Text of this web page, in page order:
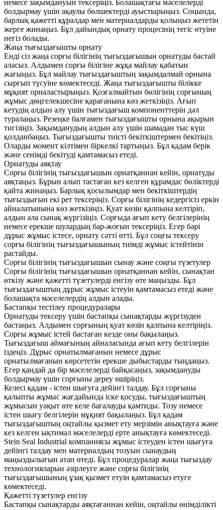
немесе зақымдануын тексеріңіз. Болашақтағы мәселелерді
болдырмау үшін ақаулы бөлшектерді ауыстырыңыз. Соңында,
барлық қажетті құралдар мен материалдарды қолыңыз жететін
жерге жинаңыз. Бұл дайындық орнату процесінің тегіс өтуіне
негіз болады.
Жаңа тығыздағышты орнату
Енді сіз жаңа сорғы білігінің тығыздағышын орнатуды бастай
аласыз. Алдымен сорғы білігіне жұқа майлау қабатын
жағыңыз. Бұл майлау тығыздағыштың зақымдалмай орнына
сырғып түсуіне көмектеседі. Жаңа тығыздағышты білікке
мұқият орналастырыңыз. Қозғалмайтын бөлігінің сорғының
жұмыс дөңгелекшесіне қарағанына көз жеткізіңіз. Ағып
кетудің алдын алу үшін тығыздағыш компоненттерін дәл
туралаңыз. Резеңке балғамен тығыздағышты орнына ақырын
тигізіңіз. Зақымданудың алдын алу үшін шамадан тыс күш
қолданбаңыз. Тығыздағышты тиісті бекіткіштермен бекітіңіз.
Оларды момент кілтімен біркелкі тартыңыз. Бұл қадам берік
және сенімді бекітуді қамтамасыз етеді.
Орнатуды аяқтау
Сорғы білігінің тығыздағышын орнатқаннан кейін, орнатуды
аяқтаңыз. Бұрын алып тастаған кез келген құрамдас бөліктерді
қайта жинаңыз. Барлық қосылымдар мен бекіткіштердің
тығыздығын екі рет тексеріңіз. Сорғы білігінің кедергісіз еркін
айналатынына көз жеткізіңіз. Қуат көзін қалпына келтіріп,
алдын ала сынақ жүргізіңіз. Сорғыда ағып кету белгілерінің
немесе ерекше шулардың бар-жоғын тексеріңіз. Егер бәрі
дұрыс жұмыс істесе, орнату сәтті өтті. Бұл соңғы тексеру
сорғы білігінің тығыздағышының тиімді жұмыс істейтінін
растайды.
Сорғы білігінің тығыздағышын сынау және соңғы түзетулер
Сорғы білігінің тығыздағышын орнатқаннан кейін, сынақтан
өткізу және қажетті түзетулерді енгізу өте маңызды. Бұл
тығыздағыштың дұрыс жұмыс істеуін қамтамасыз етеді және
болашақта мәселелердің алдын алады.
Бастапқы тестілеу процедуралары
Орнатуды тексеру үшін бастапқы сынақтарды жүргізуден
бастаңыз. Алдымен сорғының қуат көзін қалпына келтіріңіз.
Сорғы жұмыс істей бастаған кезде оны бақылаңыз.
Тығыздағыш аймағының айналасында ағып кету белгілерін
іздеңіз. Дұрыс орнатылмағанын немесе дұрыс
орнатылмағанын көрсететін ерекше дыбыстарды тыңдаңыз.
Егер қандай да бір мәселелерді байқасаңыз, зақымдануды
болдырмау үшін сорғыны дереу өшіріңіз.
Келесі қадам - ​​істен шығуға дейінгі талдау. Бұл сорғыны
қалыпты жұмыс жағдайында іске қосуды, тығыздағыштың
жұмысын уақыт өте келе бағалауды қамтиды. Тозу немесе
істен шығу белгілерін мұқият бақылаңыз. Бұл қадам
тығыздағыштың оңтайлы қызмет ету мерзімін анықтауға және
кез келген ықтимал мәселелерді ерте анықтауға көмектеседі.
Stein Seal Industrial компаниясы жұмыс істеуден істен шығуға
дейінгі талдау мен материалдың тозуын сынаудың
маңыздылығын атап өтеді. Бұл процедуралар жаңа тығыздау
технологияларын әзірлеуге және сорғы білігінің
тығыздағышының ұзақ қызмет етуін қамтамасыз етуге
көмектеседі.
Қажетті түзетулер енгізу
Бастапқы сынақтарды аяқтағаннан кейін, оңтайлы өнімділікті